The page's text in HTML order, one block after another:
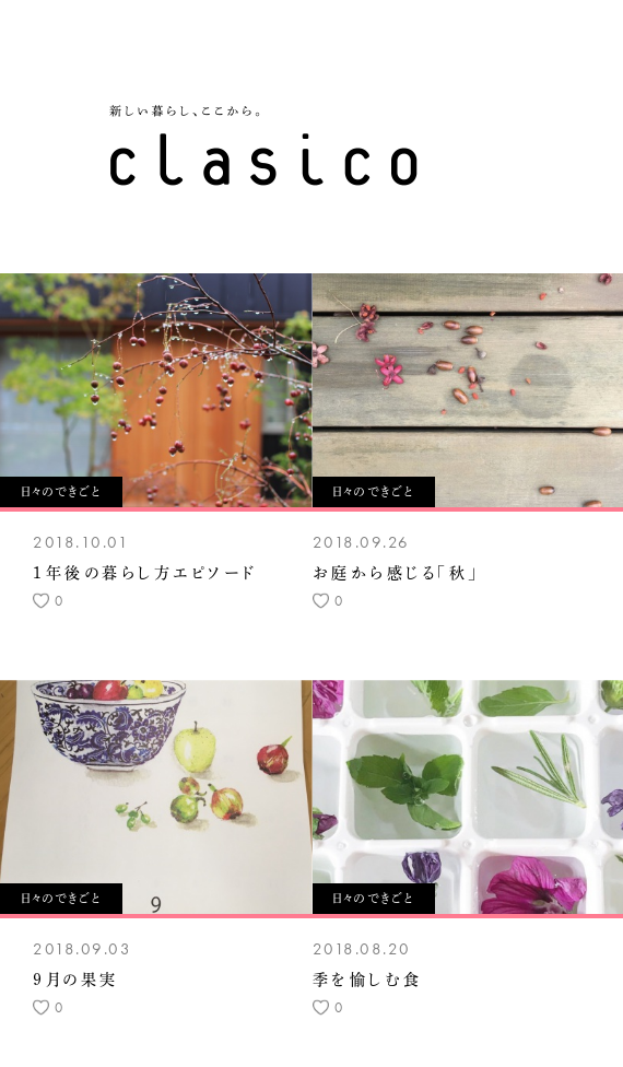
日々のできごと
2018.10.01
1年後の暮らし方エピソード
0
日々のできごと
2018.09.26
お庭から感じる「秋」
0
日々のできごと
2018.09.03
９月の果実
0
日々のできごと
2018.08.20
季を愉しむ食
0